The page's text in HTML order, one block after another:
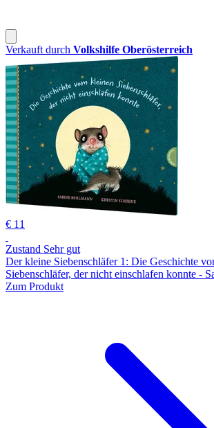
Verkauft durch Volkshilfe Oberösterreich
€ 11
Zustand Sehr gut
Der kleine Siebenschläfer 1: Die Geschichte
Siebenschläfer, der nicht einschlafen konnte -
Zum Produkt